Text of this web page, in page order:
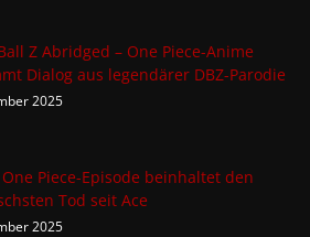
Z Abridged – One Piece-Anime
Dialog aus legendärer DBZ-Parodie
2025
Piece-Episode beinhaltet den
Tod seit Ace
2025